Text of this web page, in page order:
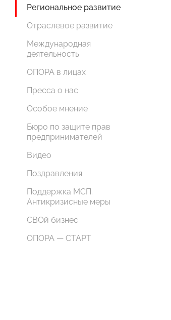
Региональное развитие
Отраслевое развитие
Международная
деятельность
ОПОРА в лицах
Пресса о нас
Особое мнение
Бюро по защите прав
предпринимателей
Видео
Поздравления
Поддержка МСП.
Антикризисные меры
СВОй бизнес
ОПОРА — СТАРТ